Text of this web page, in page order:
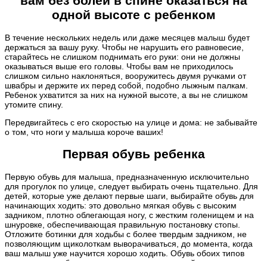
одной высоте с ребенком
В течение нескольких недель или даже месяцев малыш будет
держаться за вашу руку. Чтобы не нарушить его равновесие,
старайтесь не слишком поднимать его руки: они не должны
оказываться выше его головы. Чтобы вам не приходилось
слишком сильно наклоняться, вооружитесь двумя ручками от
швабры и держите их перед собой, подобно лыжным палкам.
Ребенок ухватится за них на нужной высоте, а вы не слишком
утомите спину.
Передвигайтесь с его скоростью на улице и дома: не забывайте
о том, что ноги у малыша короче ваших!
Первая обувь ребенка
Первую обувь для малыша, предназначенную исключительно
для прогулок по улице, следует выбирать очень тщательно. Для
детей, которые уже делают первые шаги, выбирайте обувь для
начинающих ходить: это довольно мягкая обувь с высоким
задником, плотно облегающая ногу, с жестким голенищем и на
шнуровке, обеспечивающая правильную постановку стопы.
Отложите ботинки для ходьбы с более твердым задником, не
позволяющим щиколоткам выворачиваться, до момента, когда
ваш малыш уже научится хорошо ходить. Обувь обоих типов